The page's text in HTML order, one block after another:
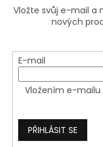
Vložte svůj e-mail a
nových
E-mail
Vložením e-mailu
PŘIHLÁSIT SE